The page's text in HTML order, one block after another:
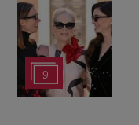
9